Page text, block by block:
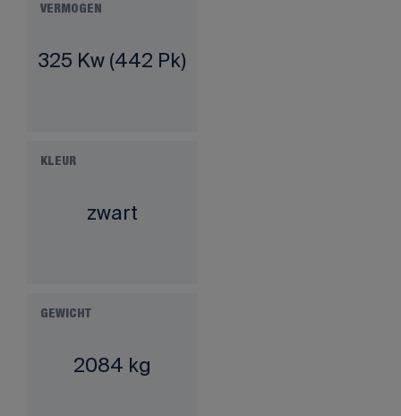
VERMOGEN
325 Kw (442 Pk)
KLEUR
zwart
GEWICHT
2084 kg